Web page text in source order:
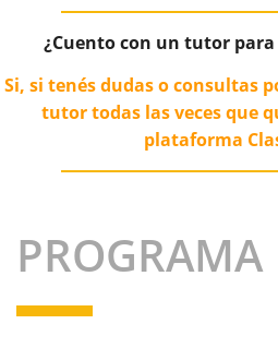
¿Cuento con un tutor
Si, si tenésdudas o consultas
tutor todas las veces que
plataforma
PROGRAMA